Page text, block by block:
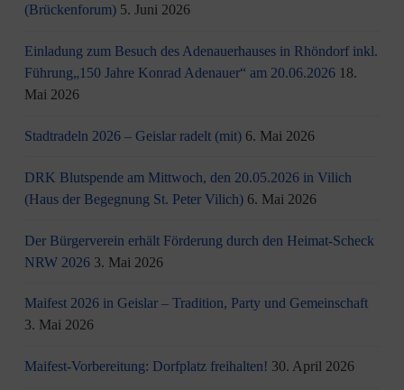
(Brückenforum) 5. Juni 2026
Einladung zum Besuch des Adenauerhauses in Rhöndorf inkl.
Führung„150 Jahre Konrad Adenauer“ am 20.06.2026 18.
Mai 2026
Stadtradeln 2026 – Geislar radelt (mit) 6. Mai 2026
DRK Blutspende am Mittwoch, den 20.05.2026 in Vilich
(Haus der Begegnung St. Peter Vilich) 6. Mai 2026
Der Bürgerverein erhält Förderung durch den Heimat-Scheck
NRW 2026 3. Mai 2026
Maifest 2026 in Geislar – Tradition, Party und Gemeinschaft
3. Mai 2026
Maifest-Vorbereitung: Dorfplatz freihalten! 30. April 2026